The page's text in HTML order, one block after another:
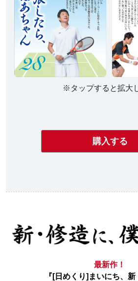
※タップすると拡大
購入する
最新作！
『[日めくり]まいにち、新